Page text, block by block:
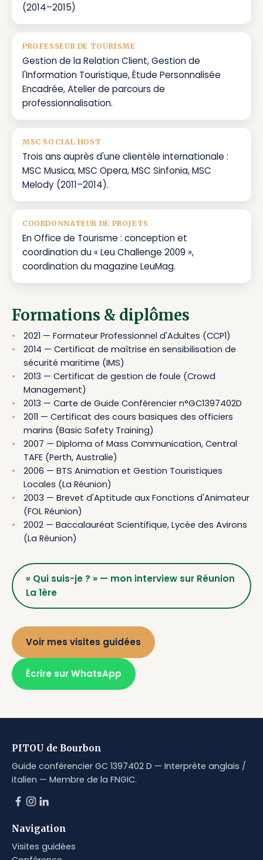
(2014–2015)
PROFESSEUR DE TOURISME
Gestion de la Relation Client, Gestion de
l'Information Touristique, Étude Personnalisée
Encadrée, Atelier de parcours de
professionnalisation.
MSC SOCIAL HOST
Trois ans auprès d'une clientèle internationale :
MSC Musica, MSC Opera, MSC Sinfonia, MSC
Melody (2011–2014).
COORDONNATEUR DE PROJETS
En Office de Tourisme : conception et
coordination du « Leu Challenge 2009 »,
coordination du magazine LeuMag.
Formations & diplômes
2021 — Formateur Professionnel d'Adultes (CCP1)
2014 — Certificat de maîtrise en sensibilisation de
sécurité maritime (IMS)
2013 — Certificat de gestion de foule (Crowd
Management)
2013 — Carte de Guide Conférencier n°GC1397402D
2011 — Certificat des cours basiques des officiers
marins (Basic Safety Training)
2007 — Diploma of Mass Communication, Central
TAFE (Perth, Australie)
2006 — BTS Animation et Gestion Touristiques
Locales (La Réunion)
2003 — Brevet d'Aptitude aux Fonctions d'Animateur
(FOL Réunion)
2002 — Baccalauréat Scientifique, Lycée des Avirons
(La Réunion)
« Qui suis-je ? » — mon interview sur Réunion
La 1ère
Voir mes visites guidées
Écrire sur WhatsApp
PITOU de Bourbon
Guide conférencier GC 1397402 D — Interprète anglais /
italien — Membre de la FNGIC.
Navigation
Visites guidées